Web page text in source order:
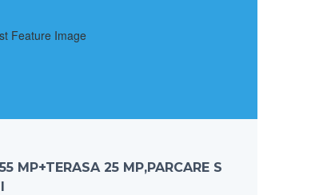
MP+TERASA 25 MP,PARCARE S